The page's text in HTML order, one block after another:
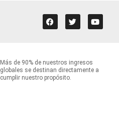
Más de 90% de nuestros ingresos
globales se destinan directamente a
cumplir nuestro propósito.